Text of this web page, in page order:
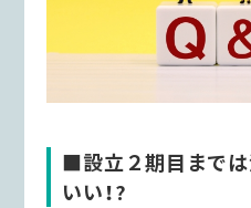
■設立２期目まで
いい！?